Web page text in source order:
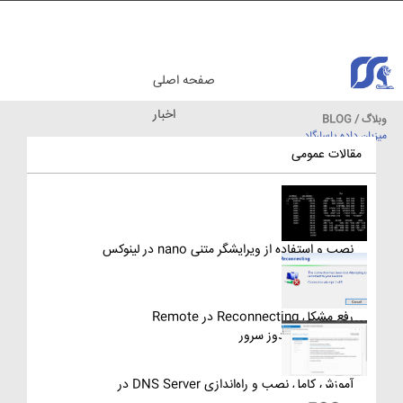
وبلاگ / BLOG
میزبان داده پاسارگاد
صفحه اصلی
اخبار
مقالات عمومی
نصب و استفاده از ویرایشگر متنی nano در لینوکس
رفع مشکل Reconnecting در Remote
Desktop ویندوز سرور
آموزش کامل نصب و راه‌اندازی DNS Server در